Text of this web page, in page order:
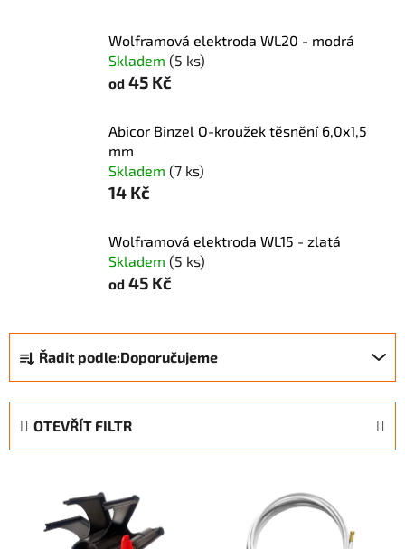
Wolframová elektroda WL20 - modrá
Skladem (5 ks)
od 45 Kč
Abicor Binzel O-kroužek těsnění 6,0x1,5
mm
Skladem (7 ks)
14 Kč
Wolframová elektroda WL15 - zlatá
Skladem (5 ks)
od 45 Kč
a
z
Řadit podle:Doporučujeme
OTEVŘÍT FILTR